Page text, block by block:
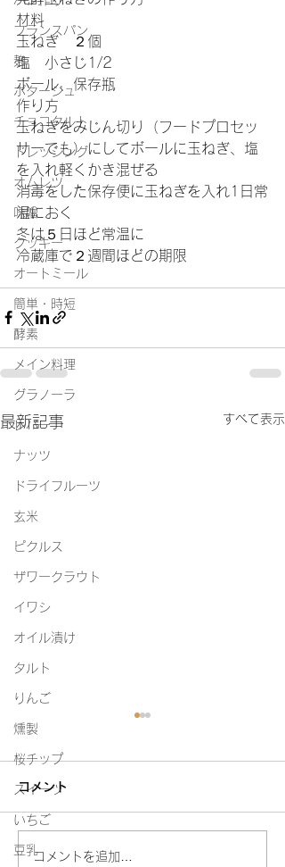
フランスパン
麹
ポタージュ
チョコタルト
ドレッシング
オムレツ
味噌
クッキー
オートミール
簡単・時短
酵素
メイン料理
グラノーラ
レバー
ナッツ
ドライフルーツ
玄米
ピクルス
ザワークラウト
イワシ
オイル漬け
タルト
りんご
燻製
桜チップ
スイーツ
いちご
豆乳
材料
玉ねぎ　２個
塩　小さじ1/2
ボール、保存瓶
作り方
玉ねぎをみじん切り（フードプロセッ
サーでも）にしてボールに玉ねぎ、塩
を入れ軽くかき混ぜる
消毒をした保存便に玉ねぎを入れ1日常
温におく
冬は５日ほど常温に
冷蔵庫で２週間ほどの期限
最新記事 すべて表示
せいろを使ったレッスン
コメント
コメントを追加…